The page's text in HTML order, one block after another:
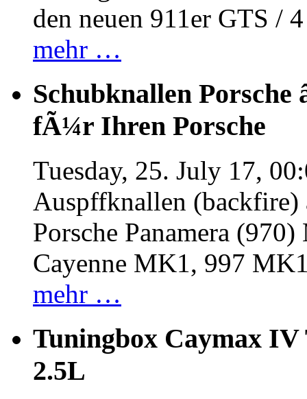
den neuen 911er GTS /
mehr …
Schubknallen Porsche
fÃ¼r Ihren Porsche
Tuesday, 25. July 17,
Auspffknallen
Porsche Panamera
Cayenne MK1, 997
mehr …
Tuningbox Caymax IV
2.5L